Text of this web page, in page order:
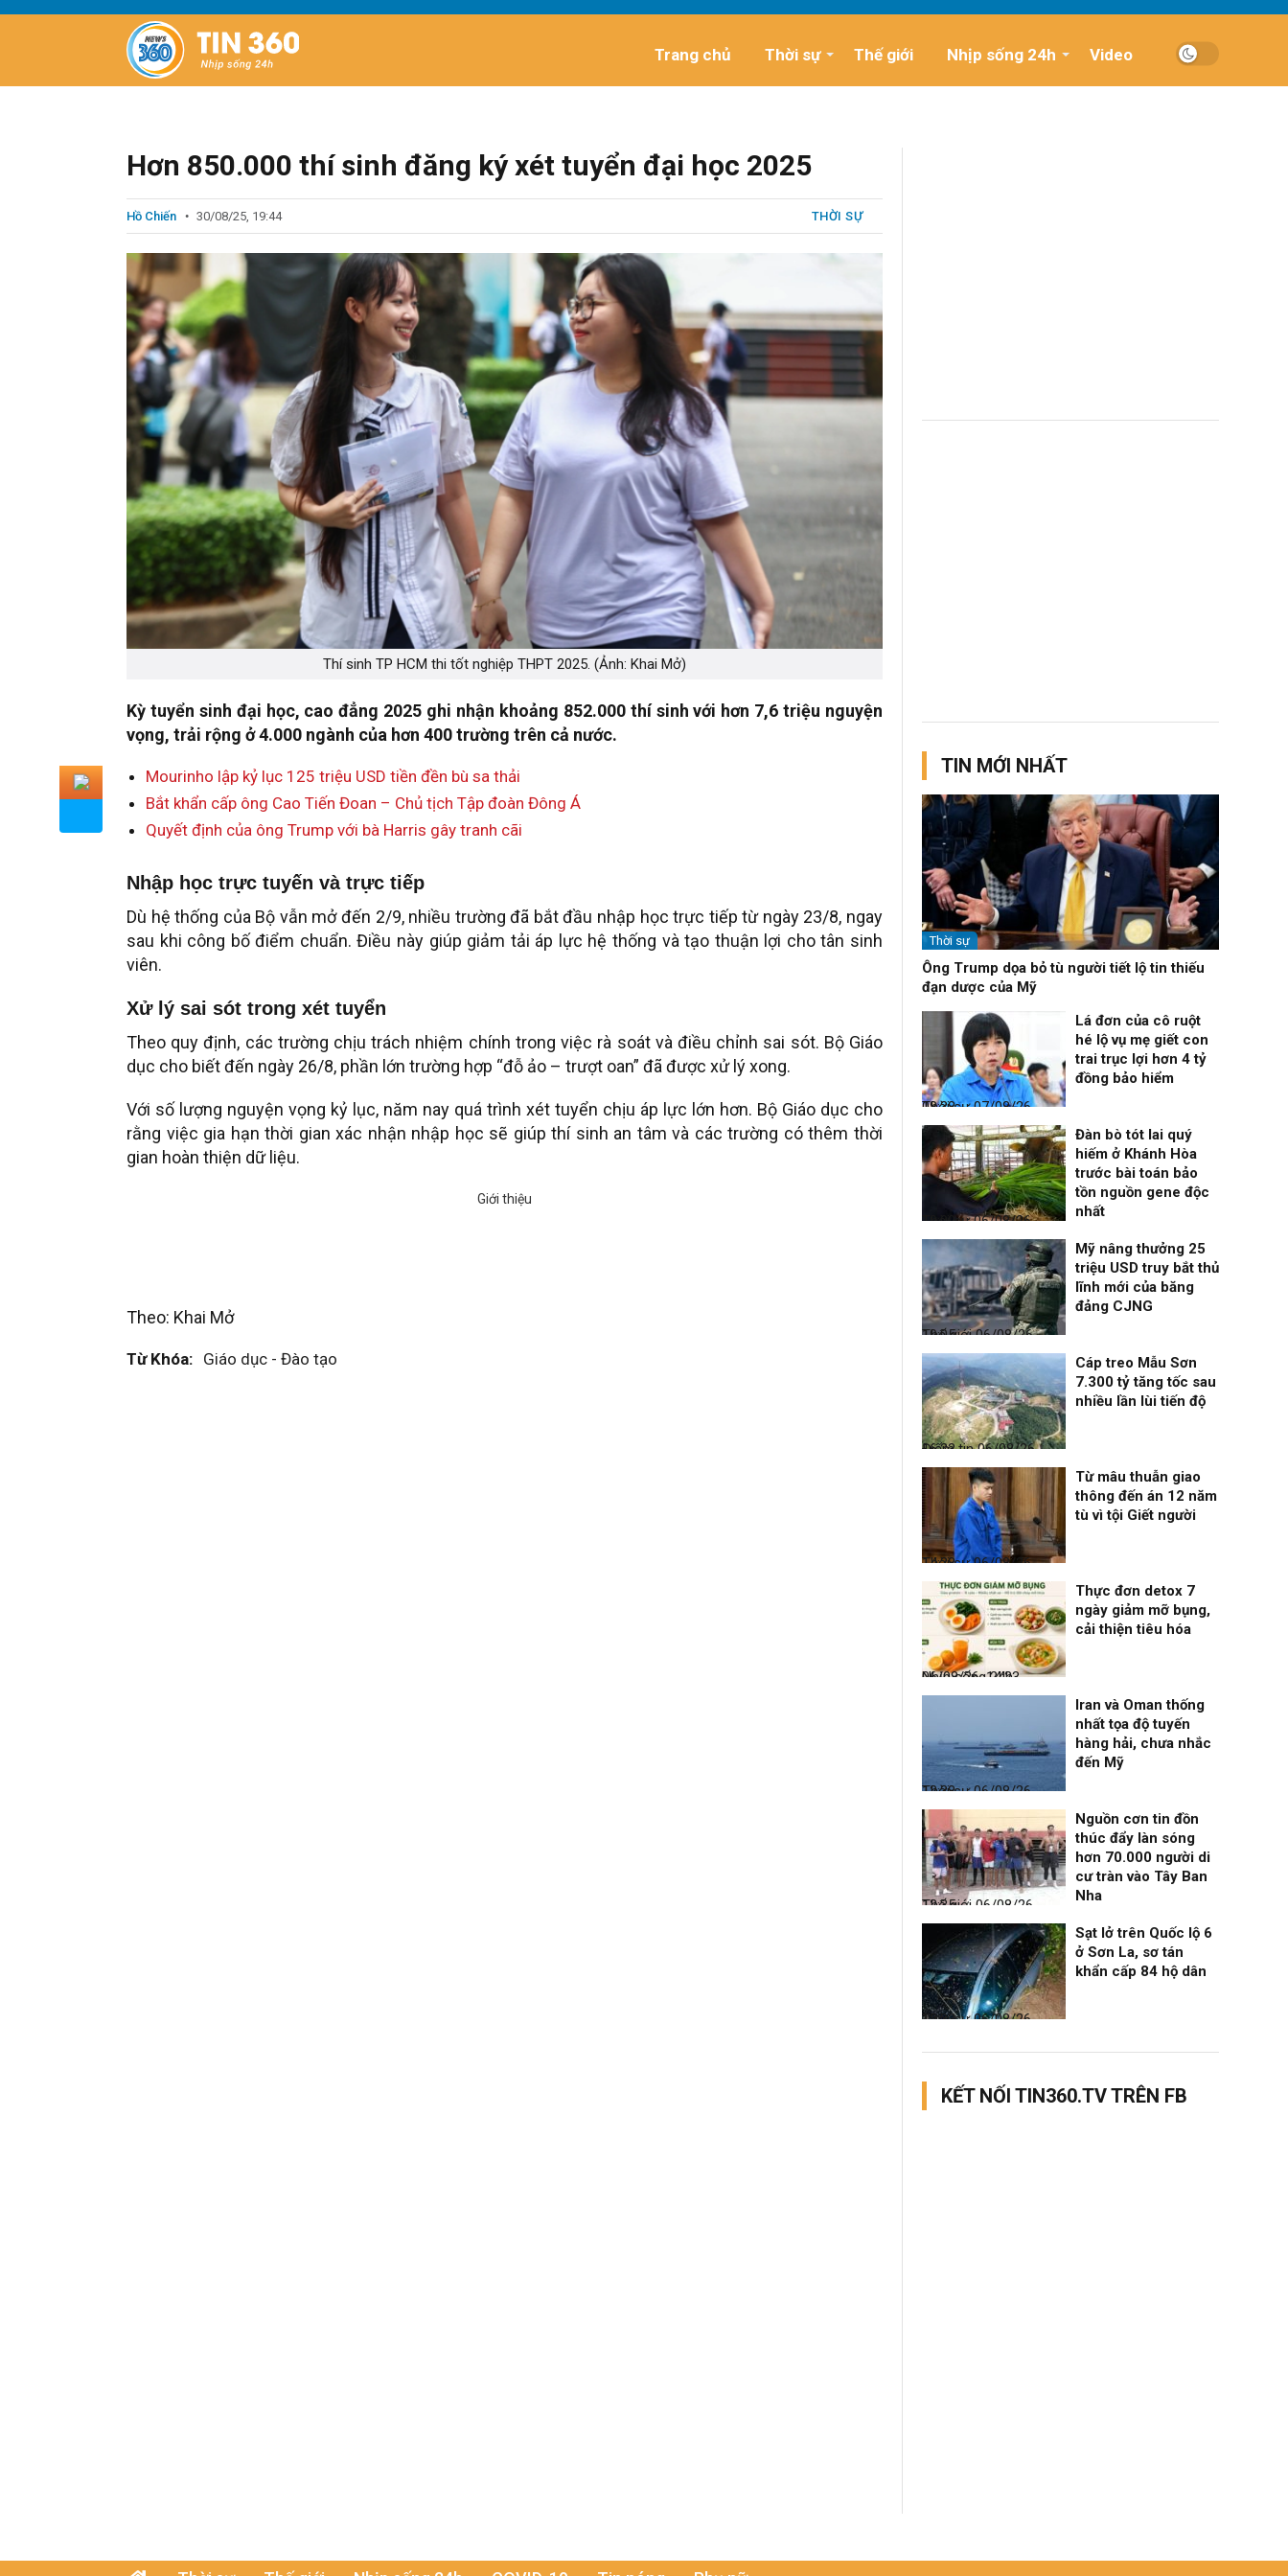
Trang chủ Thời sự Thế giới Nhịp sống 24h Video
Hơn 850.000 thí sinh đăng ký xét tuyển đại học 2025
Hồ Chiến 30/08/25, 19:44 THỜI SỰ
Thí sinh TP HCM thi tốt nghiệp THPT 2025. (Ảnh: Khai Mở)
Kỳ tuyển sinh đại học, cao đẳng 2025 ghi nhận khoảng 852.000 thí sinh với hơn 7,6 triệu nguyện
vọng, trải rộng ở 4.000 ngành của hơn 400 trường trên cả nước.
Mourinho lập kỷ lục 125 triệu USD tiền đền bù sa thải
Bắt khẩn cấp ông Cao Tiến Đoan – Chủ tịch Tập đoàn Đông Á
Quyết định của ông Trump với bà Harris gây tranh cãi
Nhập học trực tuyến và trực tiếp
Dù hệ thống của Bộ vẫn mở đến 2/9, nhiều trường đã bắt đầu nhập học trực tiếp từ ngày 23/8, ngay
sau khi công bố điểm chuẩn. Điều này giúp giảm tải áp lực hệ thống và tạo thuận lợi cho tân sinh
viên.
Xử lý sai sót trong xét tuyển
Theo quy định, các trường chịu trách nhiệm chính trong việc rà soát và điều chỉnh sai sót. Bộ Giáo
dục cho biết đến ngày 26/8, phần lớn trường hợp “đỗ ảo – trượt oan” đã được xử lý xong.
Với số lượng nguyện vọng kỷ lục, năm nay quá trình xét tuyển chịu áp lực lớn hơn. Bộ Giáo dục cho
rằng việc gia hạn thời gian xác nhận nhập học sẽ giúp thí sinh an tâm và các trường có thêm thời
gian hoàn thiện dữ liệu.
Theo: Khai Mở
Từ Khóa: Giáo dục - Đào tạo
TIN MỚI NHẤT
Thời sự
Ông Trump dọa bỏ tù người tiết lộ tin thiếu
đạn dược của Mỹ
Thời sự
07/08/26, 08:38
Lá đơn của cô ruột
hé lộ vụ mẹ giết con
trai trục lợi hơn 4 tỷ
đồng bảo hiểm
Thời sự
06/08/26, 19:09
Đàn bò tót lai quý
hiếm ở Khánh Hòa
trước bài toán bảo
tồn nguồn gene độc
nhất
Thế giới
06/08/26, 19:05
Mỹ nâng thưởng 25
triệu USD truy bắt thủ
lĩnh mới của băng
đảng CJNG
Điểm tin
06/08/26, 16:23
Cáp treo Mẫu Sơn
7.300 tỷ tăng tốc sau
nhiều lần lùi tiến độ
Thời sự
06/08/26, 14:28
Từ mâu thuẫn giao
thông đến án 12 năm
tù vì tội Giết người
Nhịp sống 24h
06/08/26, 14:23
Thực đơn detox 7
ngày giảm mỡ bụng,
cải thiện tiêu hóa
Thời sự
06/08/26, 12:38
Iran và Oman thống
nhất tọa độ tuyến
hàng hải, chưa nhắc
đến Mỹ
Thế giới
06/08/26, 12:35
Nguồn cơn tin đồn
thúc đẩy làn sóng
hơn 70.000 người di
cư tràn vào Tây Ban
Nha
Thời sự
06/08/26, 12:33
Sạt lở trên Quốc lộ 6
ở Sơn La, sơ tán
khẩn cấp 84 hộ dân
KẾT NỐI TIN360.TV TRÊN FB